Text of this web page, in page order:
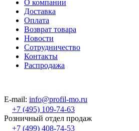
О компании
Доставка
Оплата
Возврат товара
Новости
Сотрудничество
Контакты
Распродажа
E-mail: info@profil-mo.ru
+7 (495) 109-74-63
Розничный отдел продаж
+7 (499) 408-74-53